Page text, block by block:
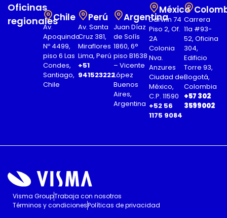
Oficinas
regionalesChile
Av.
Apoquindo
Nº 4499,
piso 6 Las
Condes,
Santiago,
Chile
Perú
Av. Santa
Cruz 381,
Miraflores
Lima, Perú
+51
941523222
Argentina
Juan Díaz
de Solís
1860, 6°
piso B1638
– Vicente
López
Buenos
Aires,
Argentina
México
Darwin 74
Piso 2, Of.
2A
Colonia
Nva.
Anzures
Ciudad de
México,
C.P. 11590
+52 56
1175 9084
Carrera
11a #93-
52, Oficina
304,
Edificio
Torre 93,
Bogotá,
Colombia
+57 302
3599002
Visma GroupTrabaja con nosotros
Términos y condicionesPolíticas de privacidad